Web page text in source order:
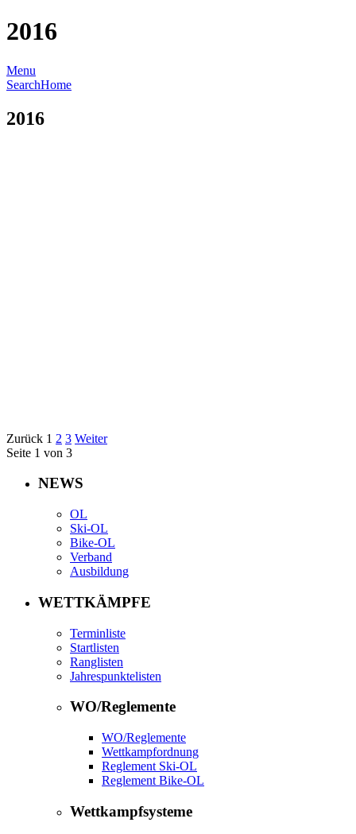
2016
Menu
SearchHome
2016
Zurück 1 2 3 Weiter
Seite 1 von 3
NEWS
OL
Ski-OL
Bike-OL
Verband
Ausbildung
WETTKÄMPFE
Terminliste
Startlisten
Ranglisten
Jahrespunktelisten
WO/Reglemente
WO/Reglemente
Wettkampfordnung
Reglement Ski-OL
Reglement Bike-OL
Wettkampfsysteme